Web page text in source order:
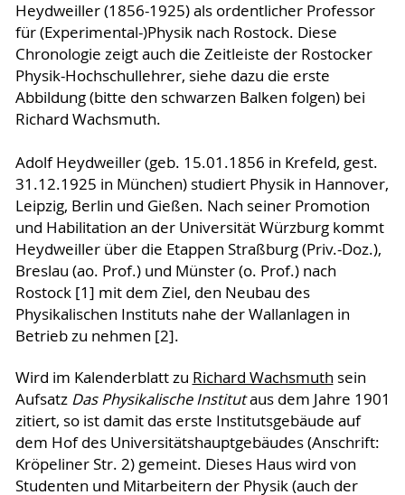
Heydweiller (1856-1925) als ordentlicher Professor
für (Experimental-)Physik nach Rostock. Diese
Chronologie zeigt auch die Zeitleiste der Rostocker
Physik-Hochschullehrer, siehe dazu die erste
Abbildung (bitte den schwarzen Balken folgen) bei
Richard Wachsmuth.
Adolf Heydweiller (geb. 15.01.1856 in Krefeld, gest.
31.12.1925 in München) studiert Physik in Hannover,
Leipzig, Berlin und Gießen. Nach seiner Promotion
und Habilitation an der Universität Würzburg kommt
Heydweiller über die Etappen Straßburg (Priv.-Doz.),
Breslau (ao. Prof.) und Münster (o. Prof.) nach
Rostock [1] mit dem Ziel, den Neubau des
Physikalischen Instituts nahe der Wallanlagen in
Betrieb zu nehmen [2].
Wird im Kalenderblatt zu Richard Wachsmuth sein
Aufsatz Das Physikalische Institutaus dem Jahre 1901
zitiert, so ist damit das erste Institutsgebäude auf
dem Hof des Universitätshauptgebäudes (Anschrift:
Kröpeliner Str. 2) gemeint. Dieses Haus wird von
Studenten und Mitarbeitern der Physik (auch der